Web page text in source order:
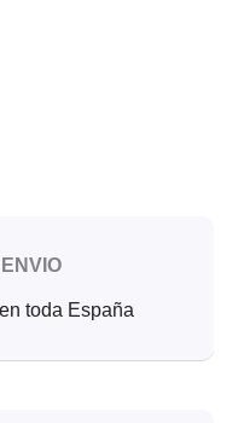
toda España